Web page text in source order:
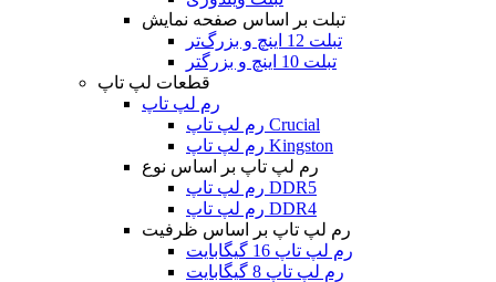
تبلت بر اساس صفحه نمایش
تبلت 12 اینچ و بزرگ‌تر
تبلت 10 اینچ و بزرگتر
قطعات لپ تاپ
رم لپ تاپ
رم لپ تاپ Crucial
رم لپ تاپ Kingston
رم لپ تاپ بر اساس نوع
رم لپ تاپ DDR5
رم لپ تاپ DDR4
رم لپ تاپ بر اساس ظرفیت
رم لپ تاپ 16 گیگابایت
رم لپ تاپ 8 گیگابایت